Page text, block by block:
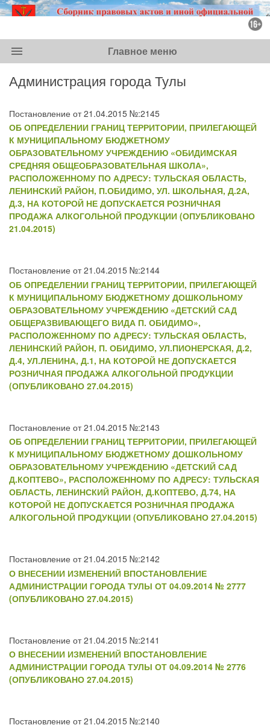
menu Главное меню
Администрация города Тулы
Постановление от 21.04.2015 №:2145
ОБ ОПРЕДЕЛЕНИИ ГРАНИЦ ТЕРРИТОРИИ, ПРИЛЕГАЮЩЕЙ
К МУНИЦИПАЛЬНОМУ БЮДЖЕТНОМУ
ОБРАЗОВАТЕЛЬНОМУ УЧРЕЖДЕНИЮ «ОБИДИМСКАЯ
СРЕДНЯЯ ОБЩЕОБРАЗОВАТЕЛЬНАЯ ШКОЛА»,
РАСПОЛОЖЕННОМУ ПО АДРЕСУ: ТУЛЬСКАЯ ОБЛАСТЬ,
ЛЕНИНСКИЙ РАЙОН, П.ОБИДИМО, УЛ. ШКОЛЬНАЯ, Д.2А,
Д.3, НА КОТОРОЙ НЕ ДОПУСКАЕТСЯ РОЗНИЧНАЯ
ПРОДАЖА АЛКОГОЛЬНОЙ ПРОДУКЦИИ (ОПУБЛИКОВАНО
21.04.2015)
Постановление от 21.04.2015 №:2144
ОБ ОПРЕДЕЛЕНИИ ГРАНИЦ ТЕРРИТОРИИ, ПРИЛЕГАЮЩЕЙ
К МУНИЦИПАЛЬНОМУ БЮДЖЕТНОМУ ДОШКОЛЬНОМУ
ОБРАЗОВАТЕЛЬНОМУ УЧРЕЖДЕНИЮ «ДЕТСКИЙ САД
ОБЩЕРАЗВИВАЮЩЕГО ВИДА П. ОБИДИМО»,
РАСПОЛОЖЕННОМУ ПО АДРЕСУ: ТУЛЬСКАЯ ОБЛАСТЬ,
ЛЕНИНСКИЙ РАЙОН, П. ОБИДИМО, УЛ.ПИОНЕРСКАЯ, Д.2,
Д.4, УЛ.ЛЕНИНА, Д.1, НА КОТОРОЙ НЕ ДОПУСКАЕТСЯ
РОЗНИЧНАЯ ПРОДАЖА АЛКОГОЛЬНОЙ ПРОДУКЦИИ
(ОПУБЛИКОВАНО 27.04.2015)
Постановление от 21.04.2015 №:2143
ОБ ОПРЕДЕЛЕНИИ ГРАНИЦ ТЕРРИТОРИИ, ПРИЛЕГАЮЩЕЙ
К МУНИЦИПАЛЬНОМУ БЮДЖЕТНОМУ ДОШКОЛЬНОМУ
ОБРАЗОВАТЕЛЬНОМУ УЧРЕЖДЕНИЮ «ДЕТСКИЙ САД
Д.КОПТЕВО», РАСПОЛОЖЕННОМУ ПО АДРЕСУ: ТУЛЬСКАЯ
ОБЛАСТЬ, ЛЕНИНСКИЙ РАЙОН, Д.КОПТЕВО, Д.74, НА
КОТОРОЙ НЕ ДОПУСКАЕТСЯ РОЗНИЧНАЯ ПРОДАЖА
АЛКОГОЛЬНОЙ ПРОДУКЦИИ (ОПУБЛИКОВАНО 27.04.2015)
Постановление от 21.04.2015 №:2142
О ВНЕСЕНИИ ИЗМЕНЕНИЙ ВПОСТАНОВЛЕНИЕ
АДМИНИСТРАЦИИ ГОРОДА ТУЛЫ ОТ 04.09.2014 № 2777
(ОПУБЛИКОВАНО 27.04.2015)
Постановление от 21.04.2015 №:2141
О ВНЕСЕНИИ ИЗМЕНЕНИЙ ВПОСТАНОВЛЕНИЕ
АДМИНИСТРАЦИИ ГОРОДА ТУЛЫ ОТ 04.09.2014 № 2776
(ОПУБЛИКОВАНО 27.04.2015)
Постановление от 21.04.2015 №:2140